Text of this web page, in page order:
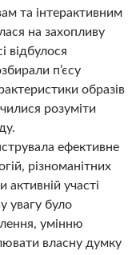
та інтерактивним
на захопливу
відбулося
п’єсу
образів
розуміти
ефективне
різноманітних
участі
увагу було
умінню
власну думку